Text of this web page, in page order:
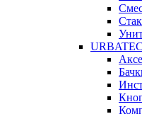
URBATEC